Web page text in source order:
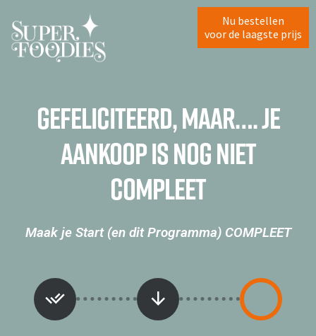
Nu bestellen
voor de laagste prijs
Gefeliciteerd, maar…. je
aankoop is nog niet
compleet
Maak je Start (en dit Programma) COMPLEET